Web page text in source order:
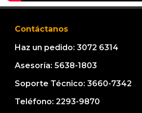
Contáctanos
Haz un pedido: 3072 6314
Asesoría: 5638-1803
Soporte Técnico: 3660-7342
Teléfono: 2293-9870